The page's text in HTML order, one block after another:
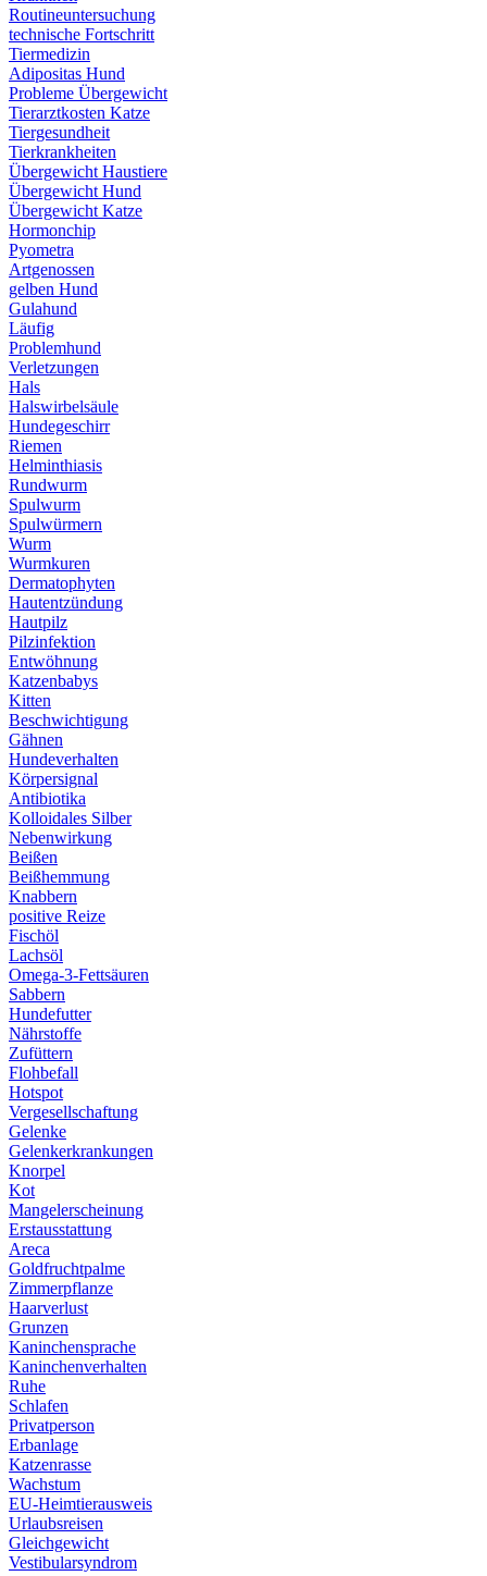
Routineuntersuchung
technische Fortschritt
Tiermedizin
Adipositas Hund
Probleme Übergewicht
Tierarztkosten Katze
Tiergesundheit
Tierkrankheiten
Übergewicht Haustiere
Übergewicht Hund
Übergewicht Katze
Hormonchip
Pyometra
Artgenossen
gelben Hund
Gulahund
Läufig
Problemhund
Verletzungen
Hals
Halswirbelsäule
Hundegeschirr
Riemen
Helminthiasis
Rundwurm
Spulwurm
Spulwürmern
Wurm
Wurmkuren
Dermatophyten
Hautentzündung
Hautpilz
Pilzinfektion
Entwöhnung
Katzenbabys
Kitten
Beschwichtigung
Gähnen
Hundeverhalten
Körpersignal
Antibiotika
Kolloidales Silber
Nebenwirkung
Beißen
Beißhemmung
Knabbern
positive Reize
Fischöl
Lachsöl
Omega-3-Fettsäuren
Sabbern
Hundefutter
Nährstoffe
Zufüttern
Flohbefall
Hotspot
Vergesellschaftung
Gelenke
Gelenkerkrankungen
Knorpel
Kot
Mangelerscheinung
Erstausstattung
Areca
Goldfruchtpalme
Zimmerpflanze
Haarverlust
Grunzen
Kaninchensprache
Kaninchenverhalten
Ruhe
Schlafen
Privatperson
Erbanlage
Katzenrasse
Wachstum
EU-Heimtierausweis
Urlaubsreisen
Gleichgewicht
Vestibularsyndrom